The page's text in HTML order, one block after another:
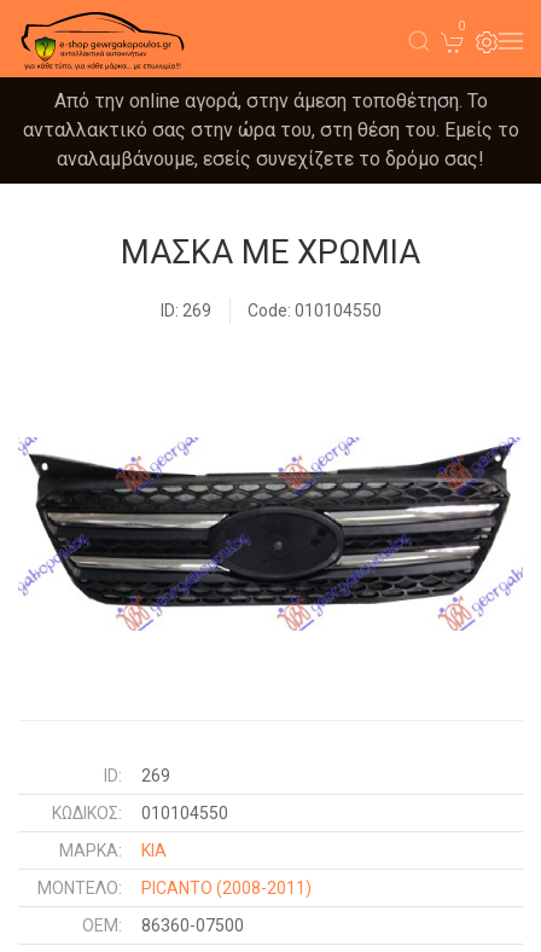
0
Από την online αγορά, στην άμεση τοποθέτηση. Το
ανταλλακτικό σας στην ώρα του, στη θέση του. Εμείς το
αναλαμβάνουμε, εσείς συνεχίζετε το δρόμο σας!
ΜΑΣΚΑ ΜΕ ΧΡΩΜΙΑ
ID: 269 Code: 010104550
ID:
269
ΚΩΔΙΚΌΣ:
010104550
ΜΑΡΚΑ:
KIA
ΜΟΝΤΕΛΟ:
PICANTO (2008-2011)
OEM:
86360-07500